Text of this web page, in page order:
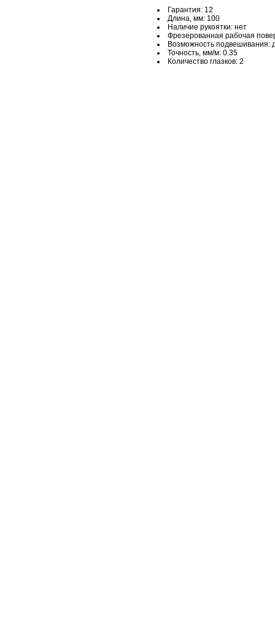
Гарантия: 12
Длина, мм: 100
Наличие рукоятки: нет
Фрезерованная рабочая
Возможность подвешивания:
Точность, мм/м: 0.35
Количество глазков: 2